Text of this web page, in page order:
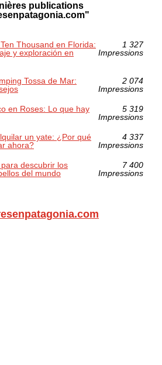
publications
Thousand en Florida:
y exploración en
1 327
Impressions
Tossa de Mar:
2 074
Impressions
en Roses: Lo que hay
5 319
Impressions
un yate: ¿Por qué
ahora?
4 337
Impressions
descubrir los
del mundo
7 400
Impressions